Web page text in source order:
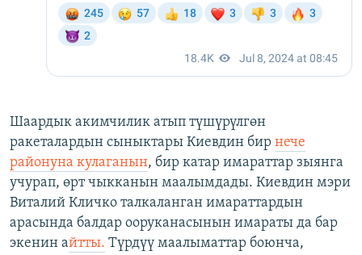
Шаардык акимчилик атып түшүрүлгөн
ракеталардын сыныктары Киевдин бир нече
районуна кулаганын, бир катар имараттар зыянга
учурап, өрт чыкканын маалымдады. Киевдин мэри
Виталий Кличко талкаланган имараттардын
арасында балдар ооруканасынын имараты да бар
экенин айтты. Түрдүү маалыматтар боюнча,